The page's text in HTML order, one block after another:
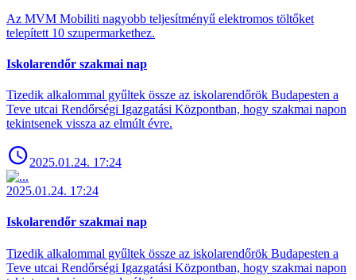
Az MVM Mobiliti nagyobb teljesítményű elektromos töltőket
telepített 10 szupermarkethez.
Iskolarendőr szakmai nap
Tizedik alkalommal gyűltek össze az iskolarendőrök Budapesten a
Teve utcai Rendőrségi Igazgatási Központban, hogy szakmai napon
tekintsenek vissza az elmúlt évre.
2025.01.24. 17:24
2025.01.24. 17:24
Iskolarendőr szakmai nap
Tizedik alkalommal gyűltek össze az iskolarendőrök Budapesten a
Teve utcai Rendőrségi Igazgatási Központban, hogy szakmai napon